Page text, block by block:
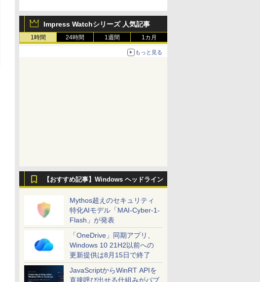
Impress Watchシリーズ 人気記事
1時間 24時間 1週間 1カ月
もっと見る
【おすすめ記事】Windows ヘッドライン
Mythos超えのセキュリティ
特化AIモデル「MAI-Cyber-1-
Flash」が発表
「OneDrive」同期アプリ、
Windows 10 21H2以前への
更新提供は8月15日で終了
JavaScriptからWinRT APIを
直接呼び出せる仕組みがパブ